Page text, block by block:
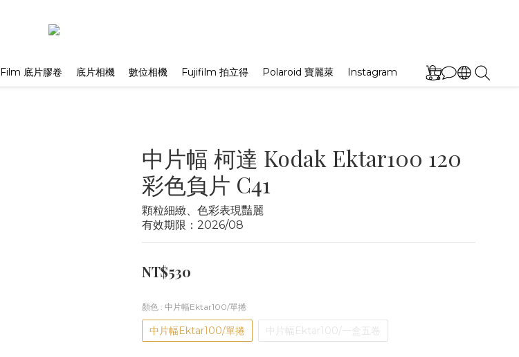
Film 底片膠卷 底片相機 數位相機 Fujifilm 拍立得 Polaroid 寶麗萊 Instagram
中片幅 柯達 Kodak Ektar100 120
彩色負片 C41
顆粒細緻、色彩表現豔麗
有效期限：2026/08
NT$530
顏色 : 中片幅Ektar100/單捲
中片幅Ektar100/單捲 中片幅Ektar100/一盒五卷